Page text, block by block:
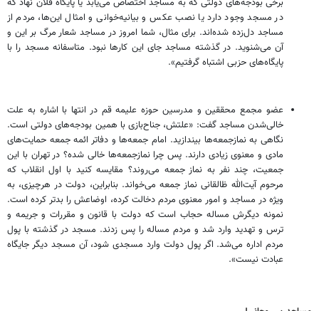
در مسجد وجود دارد یا نصب عکس و بیانیه‌خوانی و امثال این‌ها، مردم از
مساجد دل‌زده شده‌اند. برای مثال، شما امروز در مساجد شعار مرگ بر این و
آن می‌شنوید. در گذشته مساجد جای این کارها نبود. متاسفانه مسجد را با
پایگاه‌های حزبی اشتباه گرفتیم».
عضو مجمع محققین و مدرسین حوزه علیمه قم در انتها با اشاره به علت
خالی‌شدن مساجد گفت: «علتش، جناح‌بازی با همین بودجه‌های دولتی است.
نگاهی به نمازجمعه‌ها بیندازید. امام جمعه‌ها و دفاتر ائمه جمعه حمایت‌های
مادی و معنوی زیادی دارند. پس چرا نمازجمعه‌ها خالی شده؟ در تهران با این
جمعیت، چند نفر به نماز جمعه می‌روند؟ مقایسه کنید با اول انقلاب که
مرحوم آیت‌الله ظالقانی نماز جمعه می‌خواند. بنابراین، دولت در هرچیزی، به
ویژه در مساجد و امور معنوی مردم دخالت کرده، اوضاعش را بدتر کرده است.
نمونه دیگرش مساله حجاب است که دولت با قانون و مقررات و جریمه و
ترس و تهدید وارد شد و مردم مساله را پس زدند. مسجد در گذشته با پول
مردم اداره می‌شد. اگر پول دولت وارد مسجدی شود، آن مسجد دیگر جایگاه
عبادت نیست».